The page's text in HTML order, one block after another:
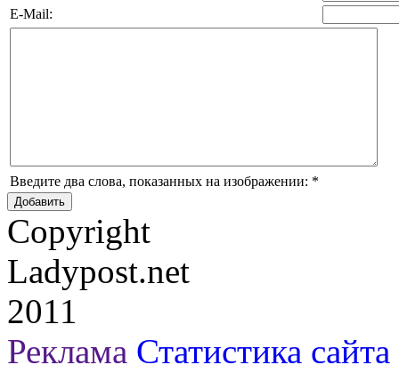
E-Mail:
Введите два слова, показанных на изображении: *
Copyright
Ladypost.net
2011
Реклама Статистика сайта